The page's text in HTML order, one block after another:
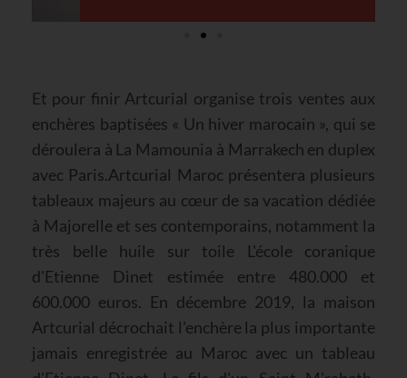
Et pour finir Artcurial organise trois ventes aux
enchères baptisées « Un hiver marocain », qui se
déroulera à La Mamounia à Marrakech en duplex
avec Paris.Artcurial Maroc présentera plusieurs
tableaux majeurs au cœur de sa vacation dédiée
à Majorelle et ses contemporains, notamment la
très belle huile sur toile L'école coranique
d'Etienne Dinet estimée entre 480.000 et
600.000 euros. En décembre 2019, la maison
Artcurial décrochait l'enchère la plus importante
jamais enregistrée au Maroc avec un tableau